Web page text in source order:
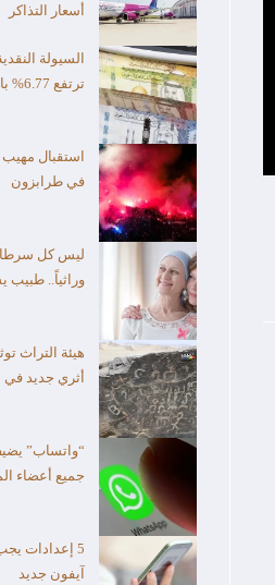
أسعار التذاكر
السيولة
ترتفع 6.77% بالنصف الأول من 2026
استقبال مهيب
في طرابزون
ليس كل سرطان
وراثياً.. طبيب
أثري جديد في
جميع أعضاء
5 إعدادات
آيفون جديد